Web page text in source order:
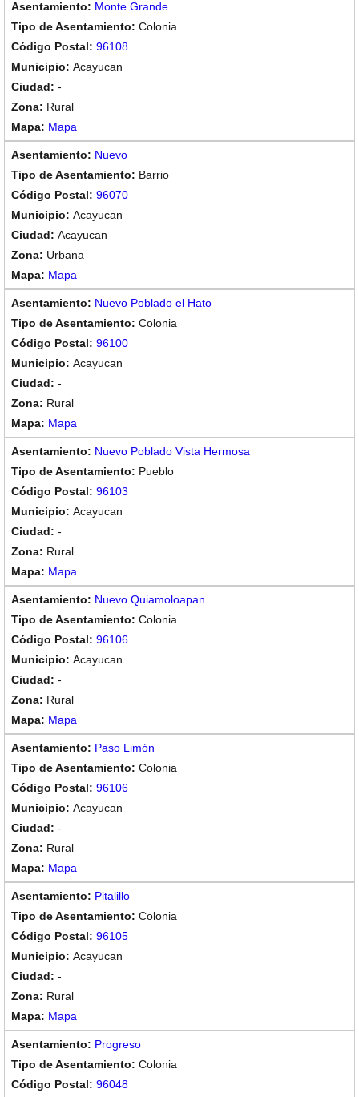
Monte Grande
Colonia
96108
Acayucan
-
Rural
Mapa
Nuevo
Barrio
96070
Acayucan
Acayucan
Urbana
Mapa
Nuevo Poblado el Hato
Colonia
96100
Acayucan
-
Rural
Mapa
Nuevo Poblado Vista Hermosa
Pueblo
96103
Acayucan
-
Rural
Mapa
Nuevo Quiamoloapan
Colonia
96106
Acayucan
-
Rural
Mapa
Paso Limón
Colonia
96106
Acayucan
-
Rural
Mapa
Pitalillo
Colonia
96105
Acayucan
-
Rural
Mapa
Progreso
Colonia
96048